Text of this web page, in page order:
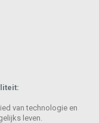
van technologie en
leven.